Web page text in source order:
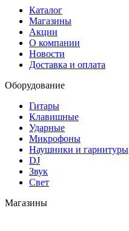
Каталог
Магазины
Акции
О компании
Новости
Доставка и оплата
Оборудование
Гитары
Клавишные
Ударные
Микрофоны
Наушники и гарнитуры
DJ
Звук
Свет
Магазины